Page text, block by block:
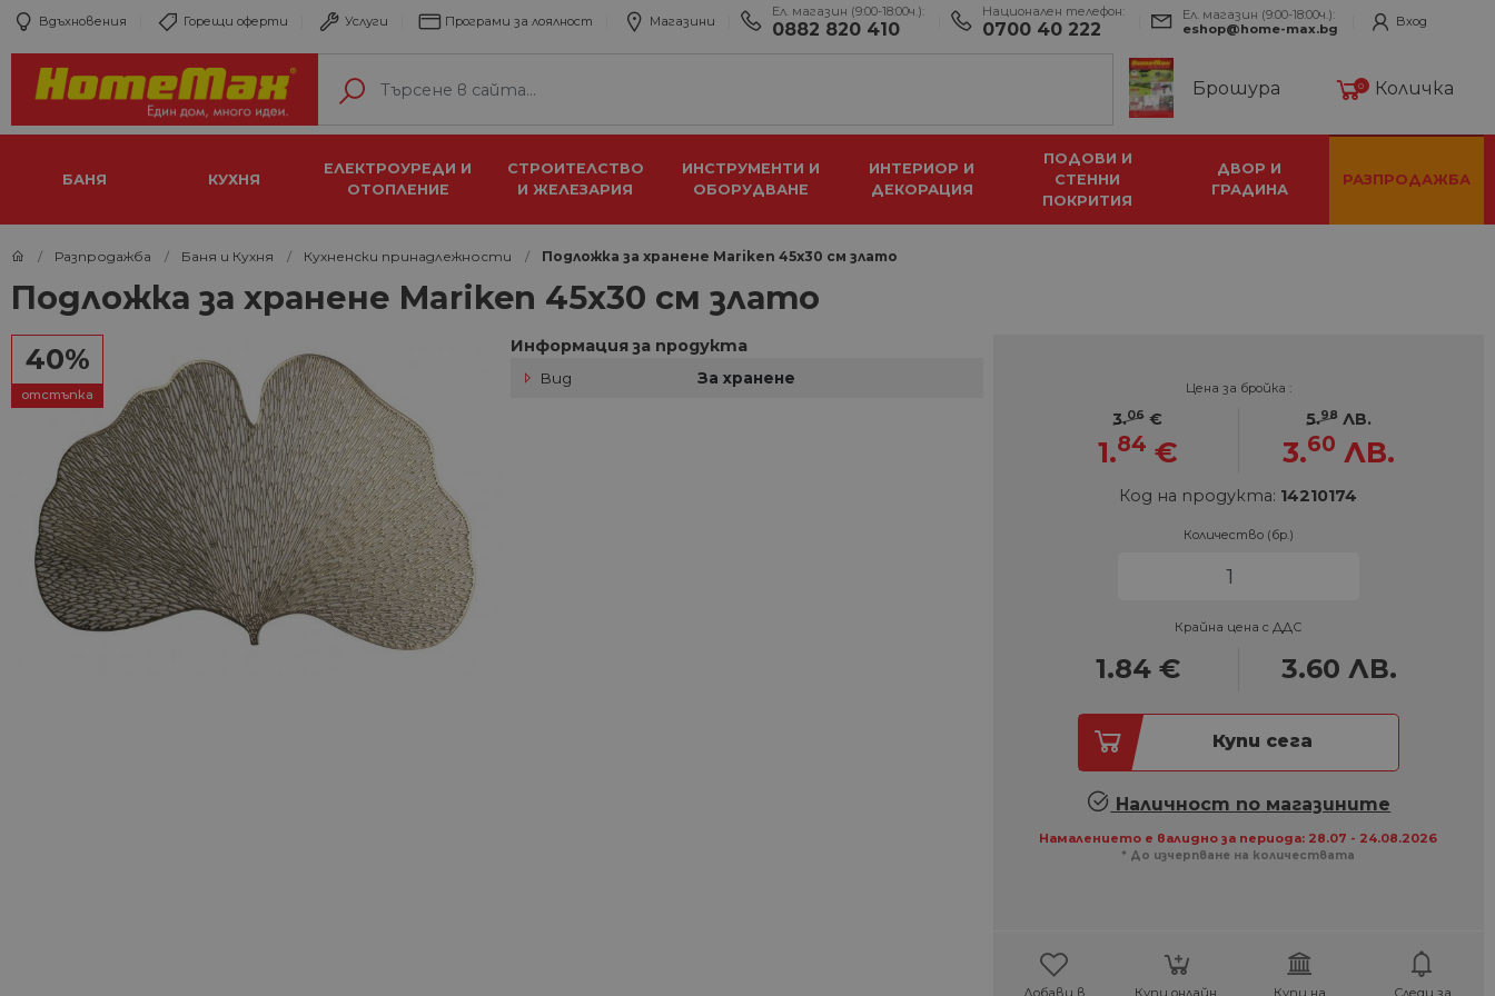
Вдъхновения Горещи оферти Услуги Програми за лоялност Магазини
Ел. магазин (9:00-18:00ч.):
0882 820 410
Национален телефон:
0700 40 222
Ел. магазин (9:00-18:00ч.):
eshop@home-max.bg
Вход
Брошура 0 Количка
БАНЯ КУХНЯ
ЕЛЕКТРОУРЕДИ И
ОТОПЛЕНИЕ
СТРОИТЕЛСТВО
И ЖЕЛЕЗАРИЯ
ИНСТРУМЕНТИ И
ОБОРУДВАНЕ
ИНТЕРИОР И
ДЕКОРАЦИЯ
ПОДОВИ И
СТЕННИ
ПОКРИТИЯ
ДВОР И
ГРАДИНА
РАЗПРОДАЖБА
Разпродажба Баня и Кухня Кухненски принадлежности Подложка за хранене Mariken 45x30 см злато
Подложка за хранене Mariken 45x30 см злато
40%
отстъпка
Информация за продукта
Вид За хранене
Цена за бройка :
3.06 €
1.84 €
5.98 ЛВ.
3.60 ЛВ.
Код на продукта: 14210174
Количество (бр.)
Крайна цена с ДДС
1.84 € 3.60 ЛВ.
Купи сега
Наличност по магазините
Намалението е валидно за периода: 28.07 - 24.08.2026
* До изчерпване на количествата
Добави в
Купи онлайн,
Купи на
Следи за